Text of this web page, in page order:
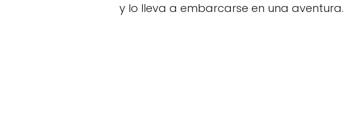
y lo lleva a embarcarse en una aventura.